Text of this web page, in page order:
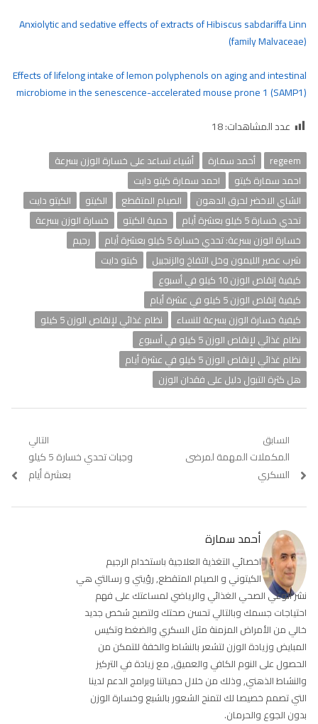
Anxiolytic and sedative effects of extracts of Hibiscus sabdariffa Linn
(family Malvaceae)
Effects of lifelong intake of lemon polyphenols on aging and intestinal
microbiome in the senescence-accelerated mouse prone 1 (SAMP1)
عدد المشاهدات:18
regeem أحمد سمارة
أشياء تساعد على خسارة الوزن بسرعة
احمد سمارة كيتو
احمد سمارة كيتو دايت
الشاي الاخضر لحرق الدهون
الصيام المتقطع الكيتو
الكيتو دايت
تحدي خسارة 5 كيلو بعشرة أيام
حمية الكيتو
خسارة الوزن بسرعة
خسارة الوزن بسرعة: تحدي خسارة 5 كيلو بعشرة أيام
رجيم
شرب عصير الليمون وخل التفاخ والزنجبيل
كيتو دايت
كيفية إنقاص الوزن 10 كيلو في أسبوع
كيفية إنقاص الوزن 5 كيلو في عشرة أيام
كيفية خسارة الوزن بسرعة للنساء
نظام غذائي لإنقاص الوزن 5 كيلو
نظام غذائي لإنقاص الوزن 5 كيلو في أسبوع
نظام غذائي لإنقاص الوزن 5 كيلو في عشرة أيام
هل كثرة التبول دليل على فقدان الوزن
تصفّح
المقالات
السابق
Previous
post:
المكملات المهمة لمرضى
السكري
التالي
Next
وجبات تحدي خسارة 5 كيلو
بعشرة أيام
أحمد سمارة
اخصائي التغذية العلاجية باستخدام الرجيم
الكيتوني و الصيام المتقطع, رؤيتي و رسالتي هي
نشر الوعي الصحي الغذائي والرياضي لمساعتك على فهم
احتياجات جسمك وبالتالي تحسن صحتك ولتصبح شخص جديد
خالي من الأمراض المزمنة مثل السكري والضغط وتكيس
المبايض وزيادة الوزن لتشعر بالنشاط والخفة للتمكن من
الحصول على النوم الكافي والعميق, مع زيادة في التركيز
والنشاط الذهني, وذلك من خلال حمياتنا وبرامج الدعم لدينا
التي تصمم خصيصا لك لتمنح الشعور بالشبع وخسارة الوزن
بدون الجوع والحرمان.